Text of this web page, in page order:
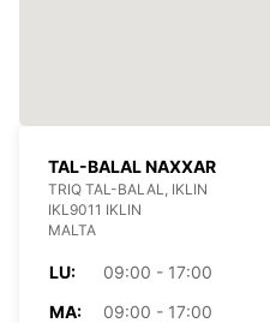
TAL-BALAL NAXXAR
TRIQ TAL-BALAL, IKLIN
IKL9011 IKLIN
MALTA
LU:
09:00 - 17:00
MA:
09:00 - 17:00